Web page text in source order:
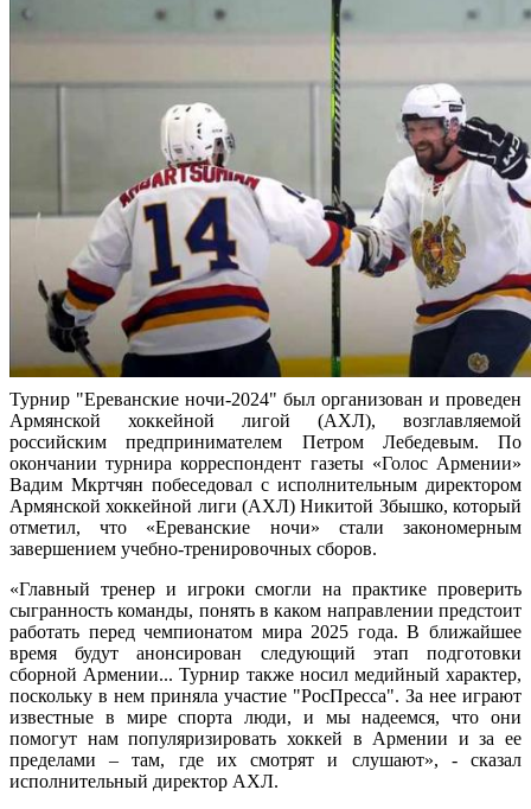
Турнир "Ереванские ночи-2024" был организован и проведен
Армянской хоккейной лигой (АХЛ), возглавляемой
российским предпринимателем Петром Лебедевым. По
окончании турнира корреспондент газеты «Голос Армении»
Вадим Мкртчян побеседовал с исполнительным директором
Армянской хоккейной лиги (АХЛ) Никитой Збышко, который
отметил, что «Ереванские ночи» стали закономерным
завершением учебно-тренировочных сборов.
«Главный тренер и игроки смогли на практике проверить
сыгранность команды, понять в каком направлении предстоит
работать перед чемпионатом мира 2025 года. В ближайшее
время будут анонсирован следующий этап подготовки
сборной Армении... Турнир также носил медийный характер,
поскольку в нем приняла участие "РосПресса". За нее играют
известные в мире спорта люди, и мы надеемся, что они
помогут нам популяризировать хоккей в Армении и за ее
пределами – там, где их смотрят и слушают», - сказал
исполнительный директор АХЛ.